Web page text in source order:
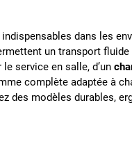
dans les
un transport
service en salle, d’un
complète adaptée à
des modèles durables,